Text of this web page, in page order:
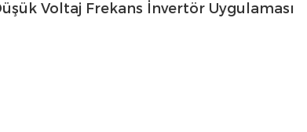
Voltaj Frekans İnvertör Uygulaması